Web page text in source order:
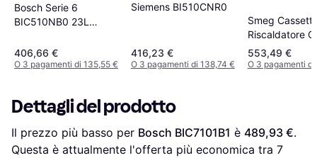
Bosch Serie 6
BIC510NB0 23L
cassetti e armadi
riscaldati
406,66 €
O 3 pagamenti di 135,55 €
Siemens BI510CNR0
416,23 €
O 3 pagamenti di 138,74 €
Smeg
Riscaldatore
Nero
553,49 €
O 3 pagamenti
Dettagli del prodotto
Il prezzo più basso per Bosch BIC7101B1 è 489,93 €.
Questa è attualmente l'offerta più economica tra 7